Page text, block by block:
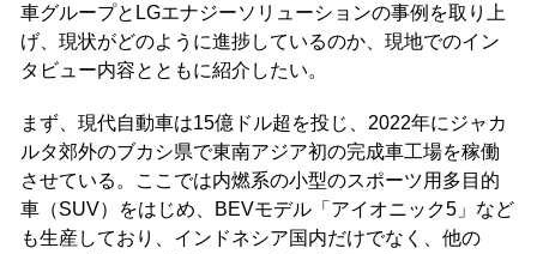
車グループとLGエナジーソリューションの事例を取り上
げ、現状がどのように進捗しているのか、現地でのイン
タビュー内容とともに紹介したい。
まず、現代自動車は15億ドル超を投じ、2022年にジャカ
ルタ郊外のブカシ県で東南アジア初の完成車工場を稼働
させている。ここでは内燃系の小型のスポーツ用多目的
車（SUV）をはじめ、BEVモデル「アイオニック5」など
も生産しており、インドネシア国内だけでなく、他の